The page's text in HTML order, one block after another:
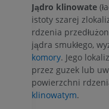
Jądro klinowate
istoty szarej
rdzenia
jądra smukłego,
komory. Jego
przez guzek lub
powierzchni
klinowatym.